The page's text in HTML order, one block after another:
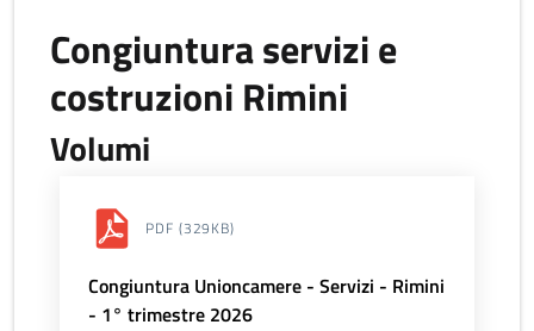
Congiuntura servizi e
costruzioni Rimini
Volumi
PDF (329KB)
Congiuntura Unioncamere - Servizi - Rimini
- 1° trimestre 2026